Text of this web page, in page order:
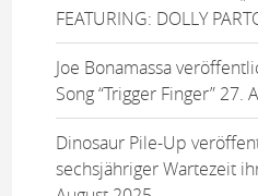
FEATURING: DOLLY
Joe Bonamassa
Song “Trigger Finger” 27.
Dinosaur Pile-Up
sechsjähriger Wartezeit